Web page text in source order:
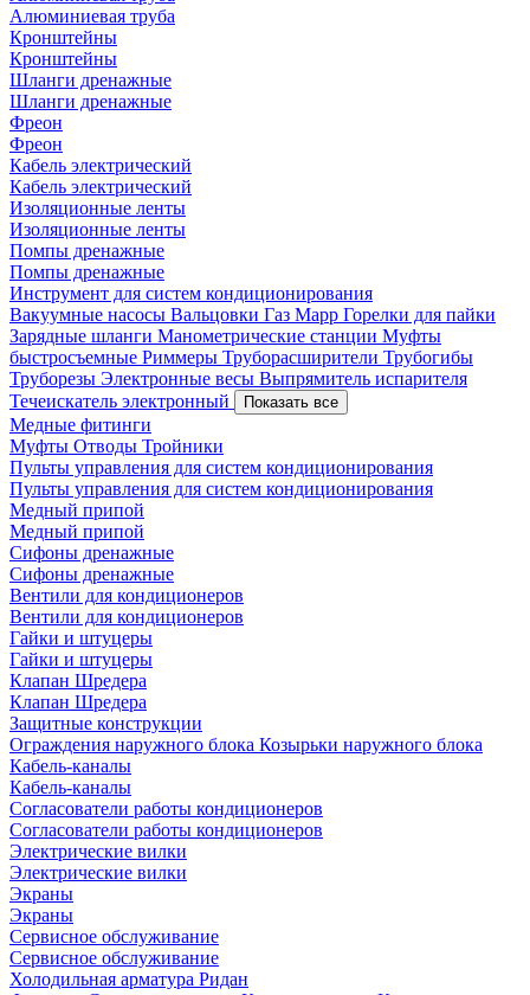
Алюминиевая труба
Кронштейны
Кронштейны
Шланги дренажные
Шланги дренажные
Фреон
Фреон
Кабель электрический
Кабель электрический
Изоляционные ленты
Изоляционные ленты
Помпы дренажные
Помпы дренажные
Инструмент для систем кондиционирования
Вакуумные насосы Вальцовки Газ Mapp Горелки для пайки
Зарядные шланги Манометрические станции Муфты
быстросъемные Риммеры Труборасширители Трубогибы
Труборезы Электронные весы Выпрямитель испарителя
Течеискатель электронный
Показать все
Медные фитинги
Муфты Отводы Тройники
Пульты управления для систем кондиционирования
Пульты управления для систем кондиционирования
Медный припой
Медный припой
Сифоны дренажные
Сифоны дренажные
Вентили для кондиционеров
Вентили для кондиционеров
Гайки и штуцеры
Гайки и штуцеры
Клапан Шредера
Клапан Шредера
Защитные конструкции
Ограждения наружного блока Козырьки наружного блока
Кабель-каналы
Кабель-каналы
Согласователи работы кондиционеров
Согласователи работы кондиционеров
Электрические вилки
Электрические вилки
Экраны
Экраны
Сервисное обслуживание
Сервисное обслуживание
Холодильная арматура Ридан